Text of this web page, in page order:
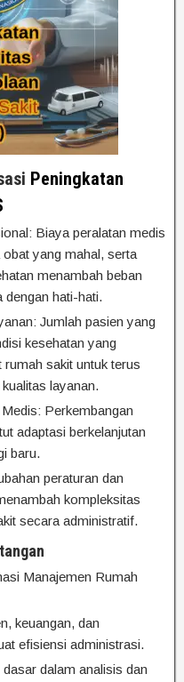
Peningkatan
Biaya peralatan medis
yang mahal, serta
menambah beban
dengan hati-hati.
Jumlah pasien yang
kesehatan yang
sakit untuk terus
layanan.
Perkembangan
adaptasi berkelanjutan
baru.
peraturan dan
kompleksitas
secara administratif.
Manajemen Rumah
keuangan, dan
efisiensi administrasi.
dalam analisis dan